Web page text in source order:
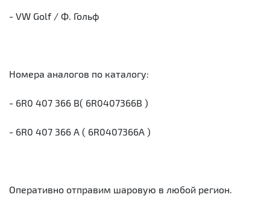
- VW Golf / Ф. Гольф
Номера аналогов по каталогу:
- 6R0 407 366 B( 6R0407366B )
- 6R0 407 366 A ( 6R0407366A )
Оперативно отправим шаровую в любой регион.